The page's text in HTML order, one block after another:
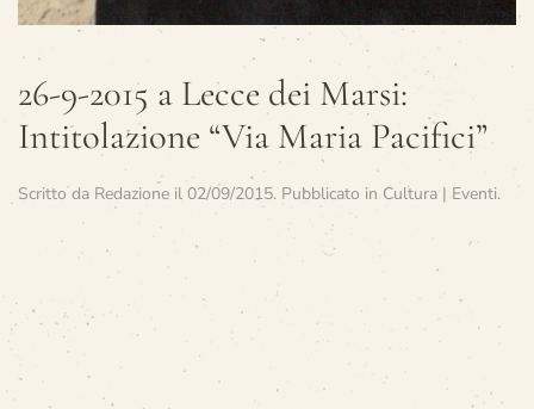
26-9-2015 a Lecce dei Marsi:
Intitolazione “Via Maria Pacifici”
Scritto da Redazione il 02/09/2015. Pubblicato in Cultura | Eventi.